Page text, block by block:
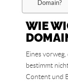
Domain?
WIE
Eines
bestimmt
Content und